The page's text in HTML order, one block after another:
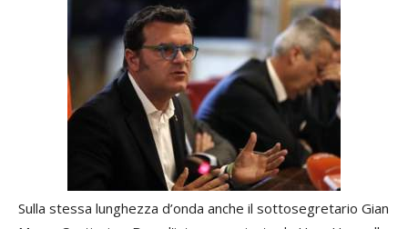
Sulla stessa lunghezza d’onda anche il sottosegretario Gian